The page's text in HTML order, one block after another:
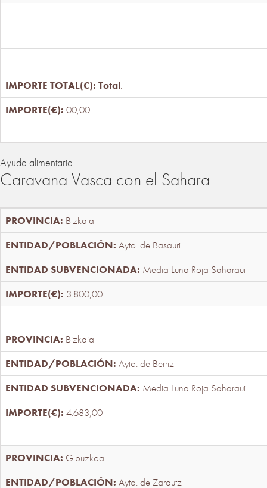
Total:
00,00
Ayuda alimentaria
Caravana Vasca con el Sahara
Bizkaia
Ayto. de Basauri
Media Luna Roja Saharaui
3.800,00
Bizkaia
Ayto. de Berriz
Media Luna Roja Saharaui
4.683,00
Gipuzkoa
Ayto. de Zarautz